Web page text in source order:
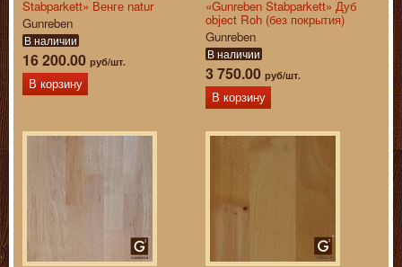
Stabparkett» Венге natur
Gunreben
В наличии
16 200.00 руб/шт.
В корзину
«Gunreben Stabparkett» Дуб
object Roh (без покрытия)
Gunreben
В наличии
3 750.00 руб/шт.
В корзину